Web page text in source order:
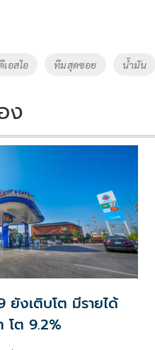
ดีเอสไอ ทีมสุดซอย น้ำมัน
ง
ยังเติบโต มีรายได้
โต 9.2%